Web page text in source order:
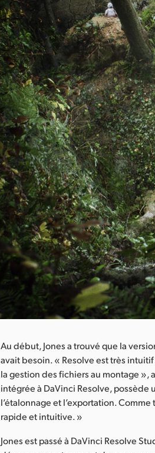
Au début, Jones a trouvé que la
avait besoin. « Resolve est très
la gestion des fichiers au montage »,
intégrée à DaVinci Resolve,
l’étalonnage et l’exportation.
rapide et intuitive. »
Jones est passé à DaVinci Resolve